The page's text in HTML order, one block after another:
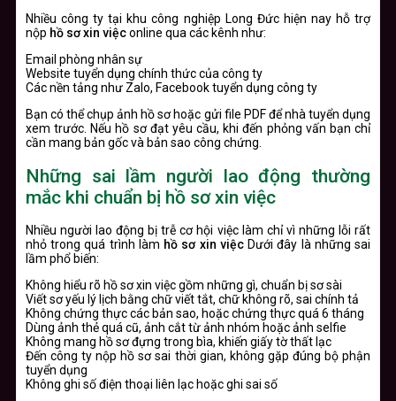
Nhiều công ty tại khu công nghiệp Long Đức hiện nay hỗ trợ
nộp hồ sơ xin việconline qua các kênh như:
Email phòng nhân sự
Website tuyển dụng chính thức của công ty
Các nền tảng như Zalo, Facebook tuyển dụng công ty
Bạn có thể chụp ảnh hồ sơ hoặc gửi file PDF để nhà tuyển dụng
xem trước. Nếu hồ sơ đạt yêu cầu, khi đến phỏng vấn bạn chỉ
cần mang bản gốc và bản sao công chứng.
Những sai lầm người lao động thường
mắc khi chuẩn bị hồ sơ xin việc
Nhiều người lao động bị trễ cơ hội việc làm chỉ vì những lỗi rất
nhỏ trong quá trình làm hồ sơ xin việcDưới đây là những sai
lầm phổ biến:
Không hiểu rõ hồ sơ xin việc gồm những gì, chuẩn bị sơ sài
Viết sơ yếu lý lịch bằng chữ viết tắt, chữ không rõ, sai chính tả
Không chứng thực các bản sao, hoặc chứng thực quá 6 tháng
Dùng ảnh thẻ quá cũ, ảnh cắt từ ảnh nhóm hoặc ảnh selfie
Không mang hồ sơ đựng trong bìa, khiến giấy tờ thất lạc
Đến công ty nộp hồ sơ sai thời gian, không gặp đúng bộ phận
tuyển dụng
Không ghi số điện thoại liên lạc hoặc ghi sai số